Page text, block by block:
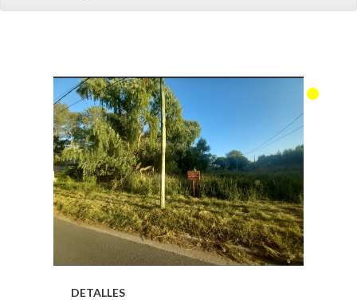
DETALLES